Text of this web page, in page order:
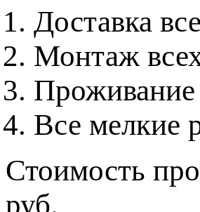
Доставка
Монтаж
Проживание
Все мелкие
Стоимость
руб.